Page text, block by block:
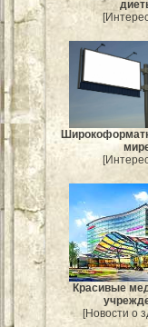
Красивые
[Новости о